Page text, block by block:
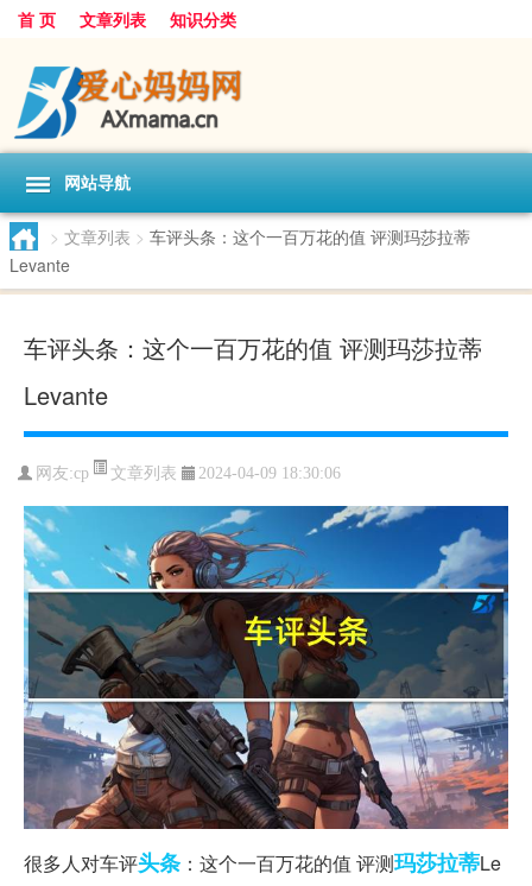
首 页 文章列表 知识分类
网站导航
> 文章列表 > 车评头条：这个一百万花的值 评测玛莎拉蒂
Levante
车评头条：这个一百万花的值 评测玛莎拉蒂
Levante
网友:cp 文章列表 2024-04-09 18:30:06
很多人对车评头条 ：这个一百万花的值 评测玛莎拉蒂Le